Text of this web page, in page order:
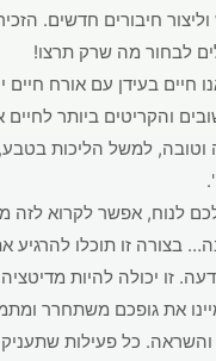
חיבורים חדשים.
לבחור מה שרק תרצו!
חיים בעידן עם אורח
והקריטים ביותר לחיים
וטובה, למשל הליכות
לנוח, אפשר לקרוא לזה
בצורה זו תוכלו להרגיע
זו יכולה להיות
את גופכם משתחרר
והשראה. כל פעילות